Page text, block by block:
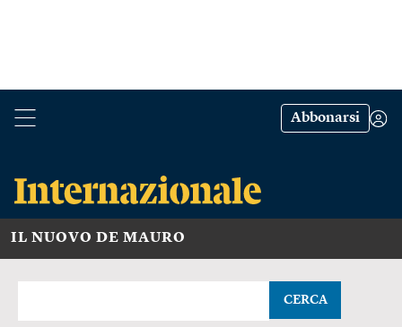
Abbonarsi
IL NUOVO DE MAURO
CERCA